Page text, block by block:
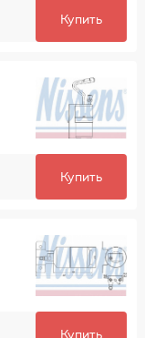
Купить
Купить
Купить